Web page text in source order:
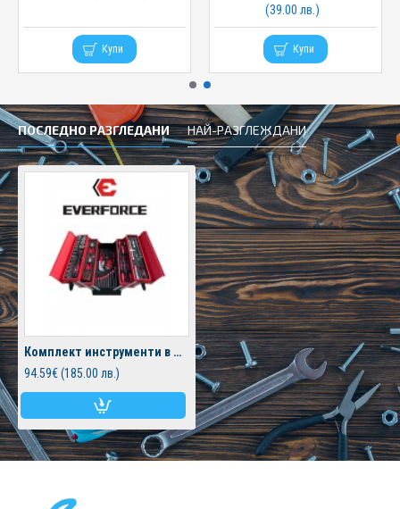
Купи
(39.00 лв.)
Купи
ПОСЛЕДНО РАЗГЛЕДАНИ НАЙ-РАЗГЛЕЖДАНИ
Комплект инструменти в метален куфар 86 части EVERFORCE
94.59€ (185.00 лв.)